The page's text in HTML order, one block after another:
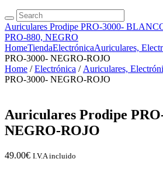
Auriculares Prodipe PRO-3000-
PRO-880, NEGRO
HomeTiendaElectrónicaAuriculares,
PRO-3000- NEGRO-ROJO
Home /Electrónica / Auriculares,
PRO-3000- NEGRO-ROJO
Auriculares Prodipe
NEGRO-ROJO
49.00€ I.V.A incluido